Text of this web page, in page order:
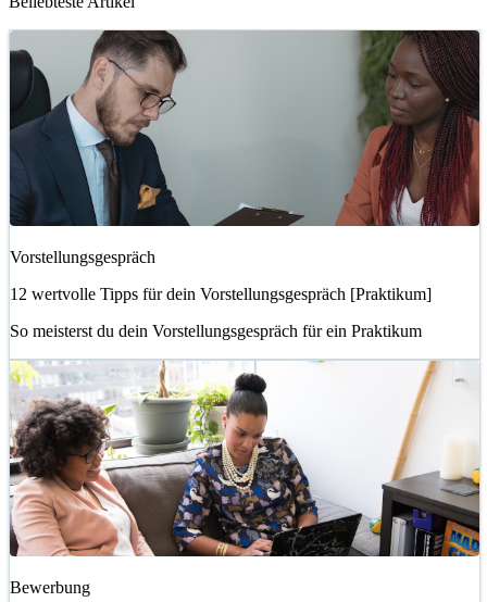
Vorstellungsgespräch
12 wertvolle Tipps für dein Vorstellungsgespräch [Praktikum]
So meisterst du dein Vorstellungsgespräch für ein Praktikum
Bewerbung